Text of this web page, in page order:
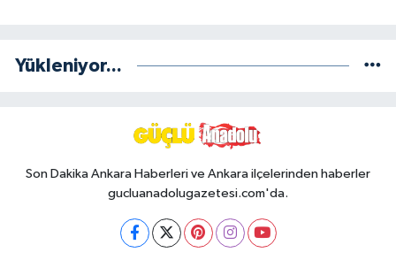
Yükleniyor...
Son Dakika Ankara Haberleri ve Ankara ilçelerinden haberler
gucluanadolugazetesi.com'da.